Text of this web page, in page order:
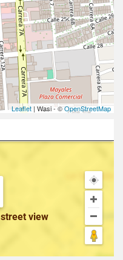
Leaflet| Wasi - ©OpenStreetMap
street view